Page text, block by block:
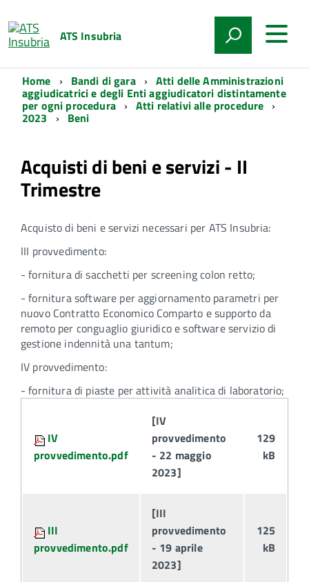
ATS Insubria
Home Bandi di gara Atti delle Amministrazioni
aggiudicatrici e degli Enti aggiudicatori distintamente
per ogni procedura Atti relativi alle procedure
2023 Beni
Acquisti di beni e servizi - II
Trimestre
Acquisto di beni e servizi necessari per ATS Insubria:
III provvedimento:
- fornitura di sacchetti per screening colon retto;
- fornitura software per aggiornamento parametri per
nuovo Contratto Economico Comparto e supporto da
remoto per conguaglio giuridico e software servizio di
gestione indennità una tantum;
IV provvedimento:
- fornitura di piaste per attività analitica di laboratorio;
IV
provvedimento.pdf
[IV
provvedimento
- 22 maggio
2023]
129
kB
III
provvedimento.pdf
[III
provvedimento
- 19 aprile
2023]
125
kB